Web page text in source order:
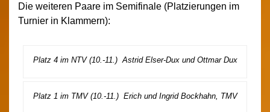
Die weiteren Paare im Semifinale (Platzierungen im
Turnier in Klammern):
Platz 4 im NTV (10.-11.) Astrid Elser-Dux und Ottmar Dux
Platz 1 im TMV (10.-11.) Erich und Ingrid Bockhahn, TMV